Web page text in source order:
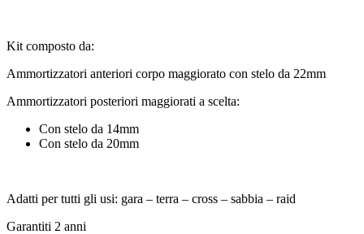
Kit composto da:
Ammortizzatori anteriori corpo maggiorato con stelo da 22mm
Ammortizzatori posteriori maggiorati a scelta:
Con stelo da 14mm
Con stelo da 20mm
Adatti per tutti gli usi: gara – terra – cross – sabbia – raid
Garantiti 2 anni